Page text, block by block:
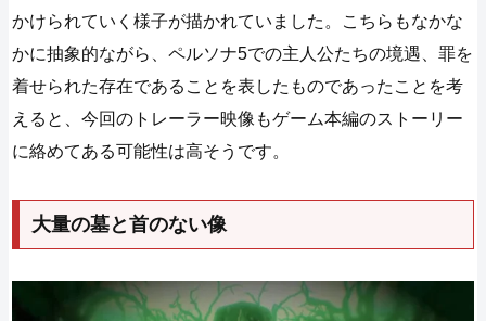
かけられていく様子が描かれていました。こちらもなかな
かに抽象的ながら、ペルソナ5での主人公たちの境遇、罪を
着せられた存在であることを表したものであったことを考
えると、今回のトレーラー映像もゲーム本編のストーリー
に絡めてある可能性は高そうです。
大量の墓と首のない像